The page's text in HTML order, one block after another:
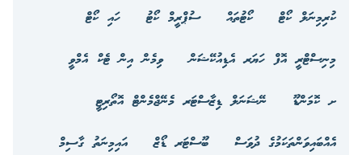
ކުރިމިނަލް ކޯޓް
ކޯޓުތައް ސުޕްރީމް ކޯޓު
ހައި ކޯޓް
މިނިސްޓްރީ އޮފް ހަޔަރ އެޑިއުކޭޝަން
ވިމެން އިން ޓެކް އެމްވީ
ށ ކޮމަންޑޫ
ނޭޝަނަލް ޑިޒާސްޓަރ މެނޭޖްމެންޓް އޮތޯރިޓީ
އެއްބައިވަންތަކަމުގެ ދުވަސް
ބޫސްޓަރ ޑޯޒް
އައިމިނަތު ގާސިމް